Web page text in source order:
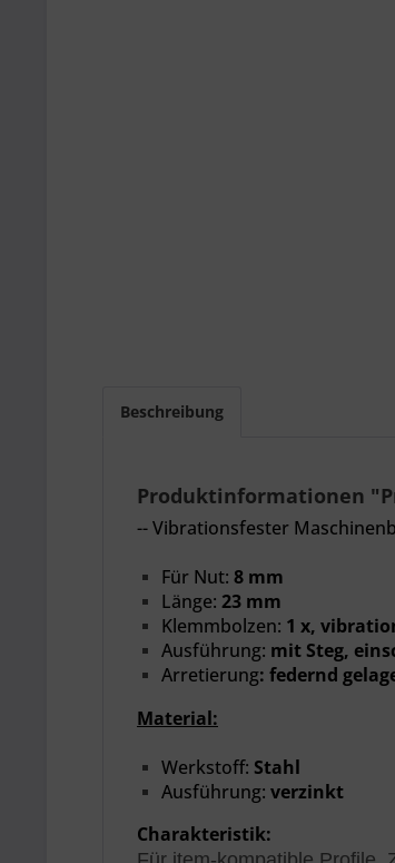
Beschreibung
Produktinformationen
-- Vibrationsfester
Für Nut: 8 mm
Länge: 23 mm
Klemmbolzen: 1 x,
Ausführung: mit Steg,
Arretierung: federnd
Material:
Werkstoff: Stahl
Ausführung: verzinkt
Charakteristik: